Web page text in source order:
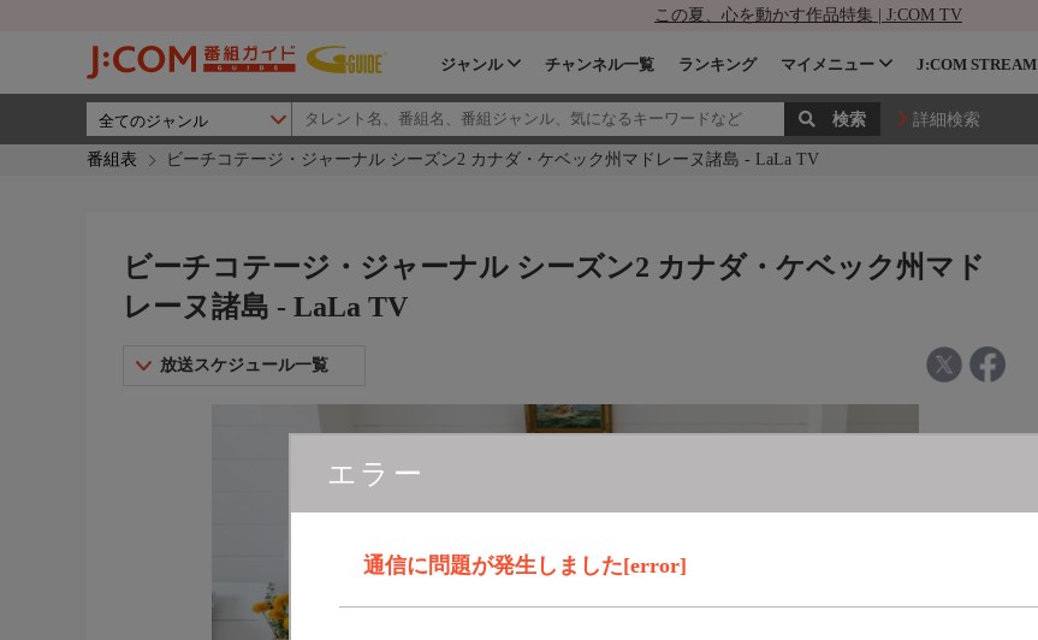
この夏、心を動かす作品特集 | J:COM TV
ジャンル チャンネル一覧 ランキング マイメニュー J:COM STREAM
詳細検索
番組表 ビーチコテージ・ジャーナル シーズン2 カナダ・ケベック州マドレーヌ諸島 - LaLa TV
エラー
通信に問題が発生しました[error]
ビーチコテージ・ジャーナル シーズン2 カナダ・ケベック州マド
レーヌ諸島 - LaLa TV
放送スケジュール一覧